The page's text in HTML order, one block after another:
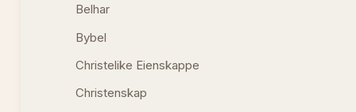
Belhar
Bybel
Christelike Eienskappe
Christenskap